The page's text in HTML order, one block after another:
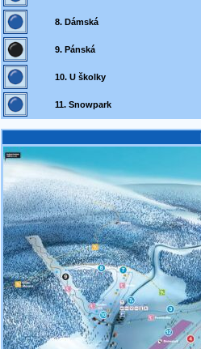
8. Dámská
9. Pánská
10. U školky
11. Snowpark